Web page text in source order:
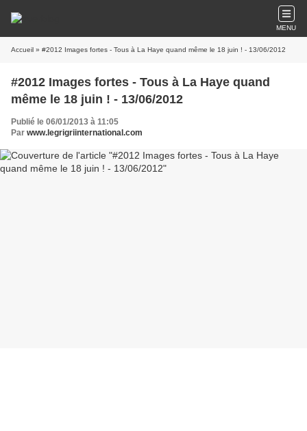
MENU
Accueil » #2012 Images fortes - Tous à La Haye quand même le 18 juin ! - 13/06/2012
#2012 Images fortes - Tous à La Haye quand
même le 18 juin ! - 13/06/2012
Publié le 06/01/2013 à 11:05
Par www.legrigriinternational.com